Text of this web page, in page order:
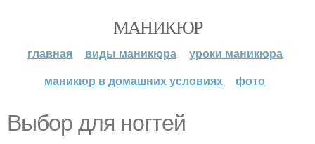
МАНИКЮР
главная виды маникюра
уроки маникюра
маникюр в домашних условиях
фото
Выбор для ногтей